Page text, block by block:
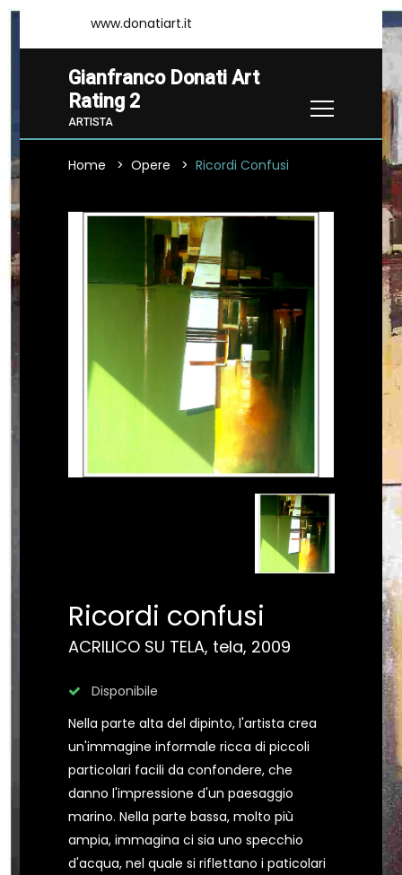
www.donatiart.it
Gianfranco Donati Art
Rating 2
ARTISTA
Home Opere Ricordi Confusi
Ricordi confusi
ACRILICO SU TELA, tela, 2009
Disponibile
Nella parte alta del dipinto, l'artista crea
un'immagine informale ricca di piccoli
particolari facili da confondere, che
danno l'impressione d'un paesaggio
marino. Nella parte bassa, molto più
ampia, immagina ci sia uno specchio
d'acqua, nel quale si riflettano i paticolari